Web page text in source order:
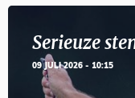
Serieuze
09 JULI 2026 - 10:15